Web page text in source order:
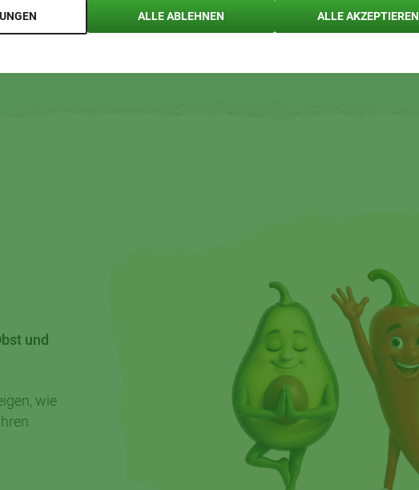
und
wie
ALLE ABLEHNEN ALLE AKZEPTIEREN